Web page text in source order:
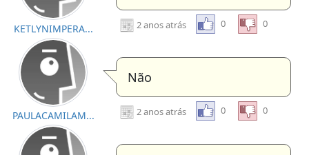
KETLYNIMPERA... 2 anos atrás 0 0
PAULACAMILAM...
Não
2 anos atrás 0 0